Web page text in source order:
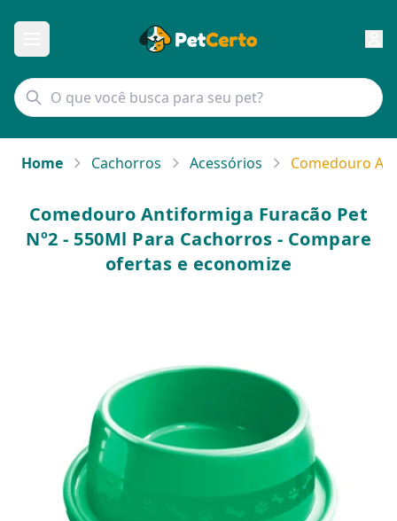
Home Cachorros Acessórios Comedouro
Comedouro Antiformiga Furacão Pet
Nº2 - 550Ml Para Cachorros - Compare
ofertas e economize